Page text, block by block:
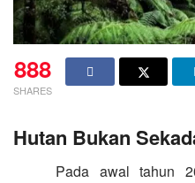
888
SHARES
Hutan Bukan
Pada awal tahun